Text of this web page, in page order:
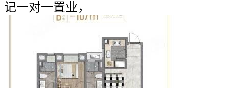
记一对一置业，